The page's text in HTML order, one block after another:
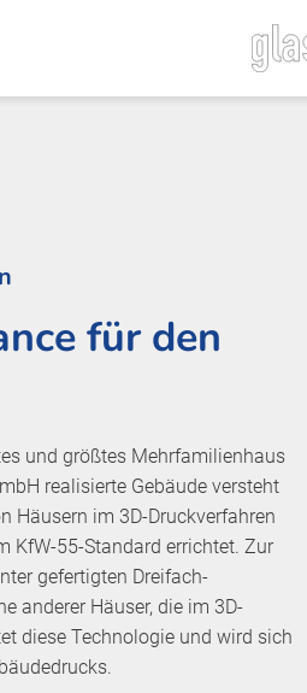
für den
und größtes Mehrfamilienhaus
realisierte Gebäude versteht
Häusern im 3D-Druckverfahren
KfW-55-Standard errichtet. Zur
gefertigten Dreifach-
anderer Häuser, die im 3D-
diese Technologie und wird sich